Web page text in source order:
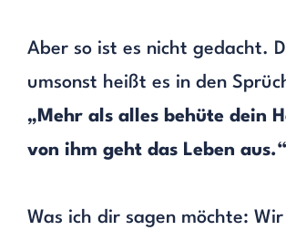
Aber so ist es nicht gedacht.
umsonst heißt es in den
„Mehr als alles behüte dein
von ihm geht das Leben aus.“
Was ich dir sagen möchte: Wir